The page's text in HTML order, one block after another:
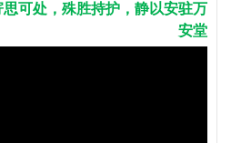
可处，殊胜持护，静以安驻万
安堂